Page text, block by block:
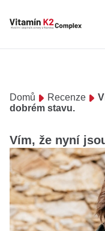
Domů Recenze
dobrém stavu.
Vím, že nyní